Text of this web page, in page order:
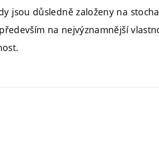
jsou důsledně založeny na
na nejvýznamnější